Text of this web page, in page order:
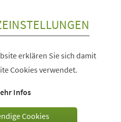
erklären Sie sich damit
Cookies verwendet.
Infos
Cookies